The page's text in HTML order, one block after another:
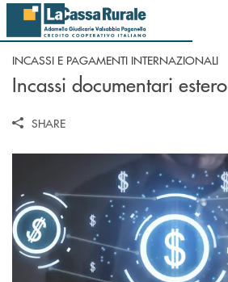
Salta al contenuto principale
INCASSI E PAGAMENTI INTERNAZIONALI
Incassi documentari estero
SHARE